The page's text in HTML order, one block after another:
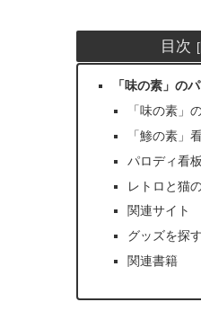
目次
「味の素」の
「味の素」
「鯵の素」
パロディ看
レトロと猫
関連サイト
グッズを探す
関連書籍